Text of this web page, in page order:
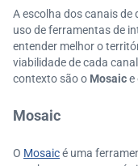
A escolha dos canais
uso de ferramentas de
entender melhor o
viabilidade de cada
contexto são o Mosaice
Mosaic
O Mosaicé uma